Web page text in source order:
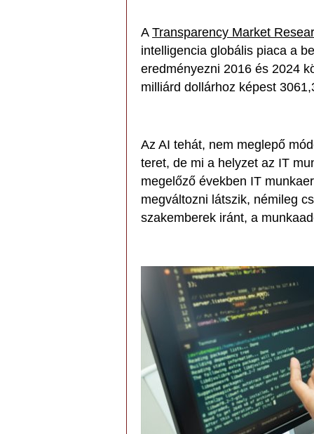
A Transparency Market
intelligencia globális piaca a
eredményezni 2016 és 2024
milliárd dollárhoz képest
Az AI tehát, nem meglepő
teret, de mi a helyzet az IT
megelőző években IT
megváltozni látszik, némileg
szakemberek iránt, a